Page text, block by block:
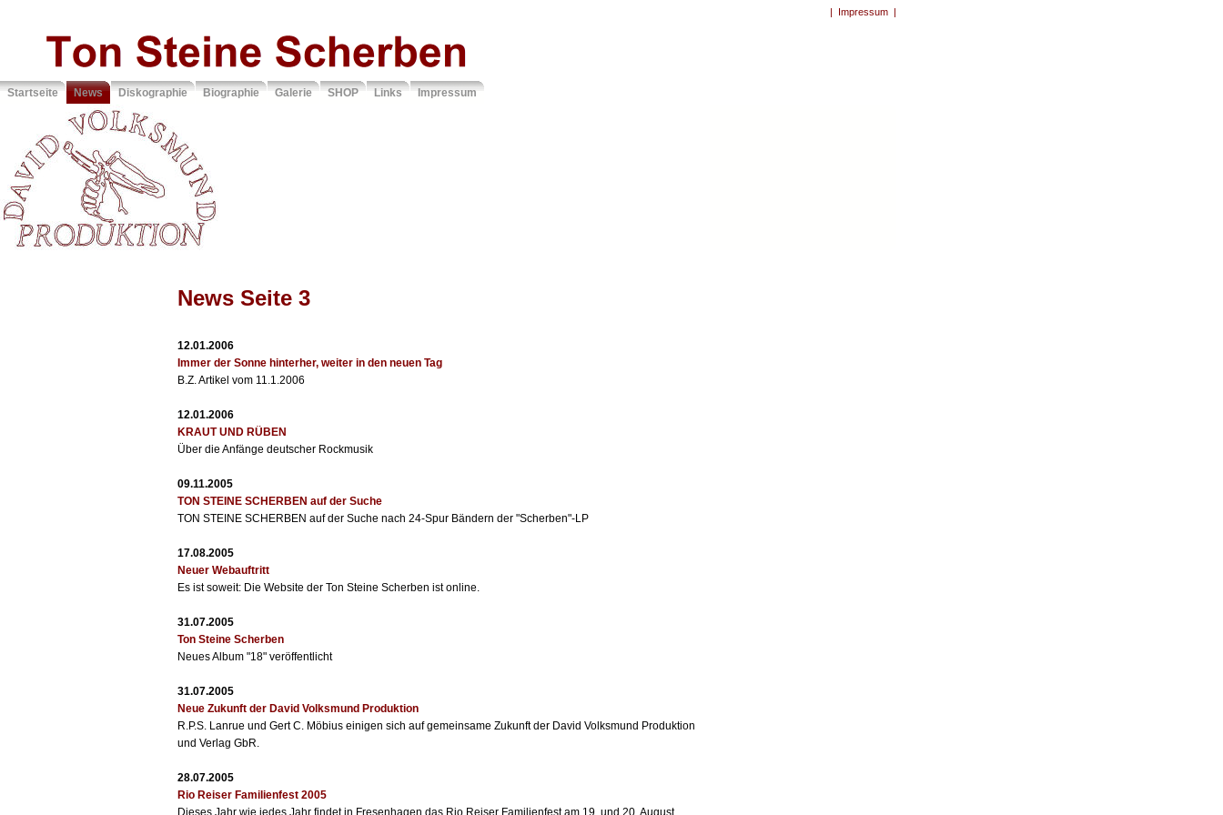
Startseite News Diskographie Biographie Galerie SHOP Links Impressum
| Impressum |
News Seite 3
12.01.2006
Immer der Sonne hinterher, weiter in den neuen Tag
B.Z. Artikel vom 11.1.2006
12.01.2006
KRAUT UND RÜBEN
Über die Anfänge deutscher Rockmusik
09.11.2005
TON STEINE SCHERBEN auf der Suche
TON STEINE SCHERBEN auf der Suche nach 24-Spur Bändern der "Scherben"-LP
17.08.2005
Neuer Webauftritt
Es ist soweit: Die Website der Ton Steine Scherben ist online.
31.07.2005
Ton Steine Scherben
Neues Album "18" veröffentlicht
31.07.2005
Neue Zukunft der David Volksmund Produktion
R.P.S. Lanrue und Gert C. Möbius einigen sich auf gemeinsame Zukunft der David Volksmund Produktion
und Verlag GbR.
28.07.2005
Rio Reiser Familienfest 2005
Dieses Jahr wie jedes Jahr findet in Fresenhagen das Rio Reiser Familienfest am 19. und 20. August